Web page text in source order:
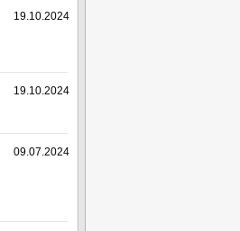
19.10.2024
19.10.2024
09.07.2024